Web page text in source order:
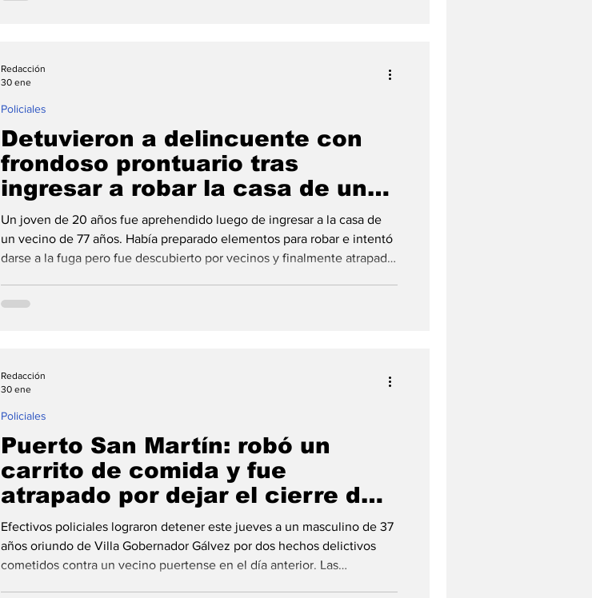
Detuvieron a delincuente con
frondoso prontuario tras
ingresar a robar la casa de un
mayor en Puerto
Un joven de 20 años fue aprehendido luego de ingresar a la casa de
un vecino de 77 años. Había preparado elementos para robar e intentó
darse a la fuga pero fue descubierto por vecinos y finalmente atrapado
Policiales
Redacción
30 ene
Puerto San Martín: robó un
carrito de comida y fue
atrapado por dejar el cierre de
su mochila
Efectivos policiales lograron detener este jueves a un masculino de 37
años oriundo de Villa Gobernador Gálvez por dos hechos delictivos
cometidos contra un vecino puertense en el día anterior. Las
Policiales
Redacción
30 ene